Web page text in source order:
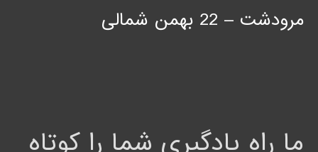
مرودشت – 22 بهمن شمالی
ما راه یادگیری شما را کوتاه